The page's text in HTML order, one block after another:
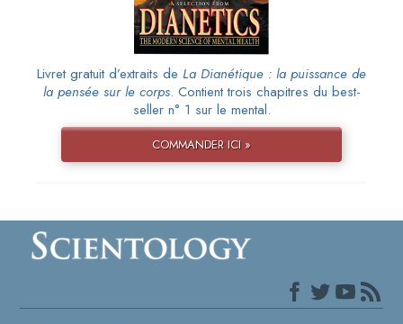
Livret gratuit d’extraits de La Dianétique : la puissance de
la pensée sur le corps. Contient trois chapitres du best-
seller n° 1 sur le mental.
COMMANDER ICI »